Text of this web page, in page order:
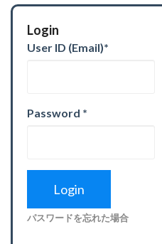
Login
User ID (Email)*
Password *
パスワードを忘れた場合